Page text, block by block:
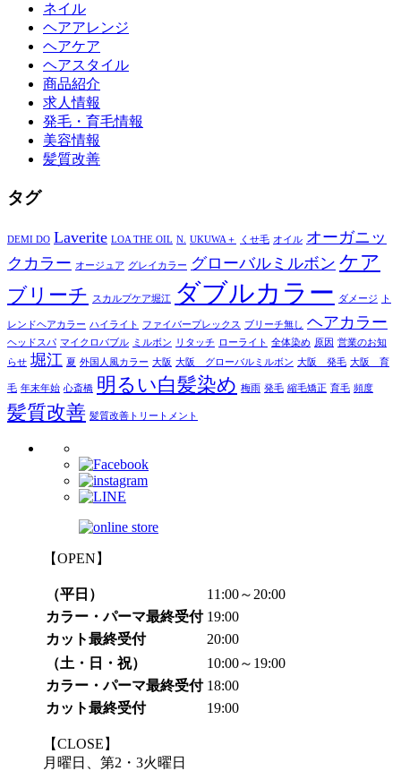
ネイル
ヘアアレンジ
ヘアケア
ヘアスタイル
商品紹介
求人情報
発毛・育毛情報
美容情報
髪質改善
タグ
DEMI DO Laverite LOA THE OIL N. UKUWA＋ くせ毛 オイル オーガニッ
クカラー オージュア グレイカラー グローバルミルボン ケア
ブリーチ
スカルプケア堀江 ダブルカラー ダメージ ト
レンドヘアカラー ハイライト ファイバープレックス ブリーチ無し ヘアカラー
ヘッドスパ マイクロバブル ミルボン リタッチ ローライト 全体染め 原因 営業のお知
らせ 堀江 夏 外国人風カラー 大阪 大阪 グローバルミルボン 大阪 発毛 大阪 育
毛 年末年始 心斎橋 明るい白髪染め 梅雨 発毛 縮毛矯正 育毛 頻度
髪質改善 髪質改善トリートメント
【OPEN】
（平日）
11:00～20:00
カラー・パーマ最終受付 19:00
カット最終受付
20:00
（土・日・祝）
10:00～19:00
カラー・パーマ最終受付 18:00
カット最終受付
19:00
【CLOSE】
月曜日、第2・3火曜日